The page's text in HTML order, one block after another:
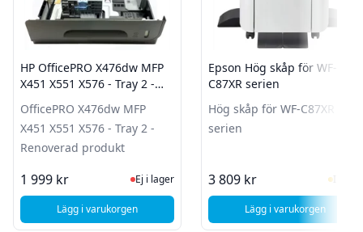
HP OfficePRO X476dw MFP
X451 X551 X576 - Tray 2 -
OfficePRO X476dw MFP
X451 X551 X576 - Tray 2 -
Renoverad produkt
1 999 kr Ej i lager, besök produktsidan för
Ej i lager
Lägg i varukorgen, HP OfficePRO X476dw MFP X451 X551 X576 - Tray 2 -
Epson Hög skåp för WF-
C87XR serien
Hög skåp för WF-C87XR
serien
3 809 kr I
Lägg i varukorgen
, Epson Hög